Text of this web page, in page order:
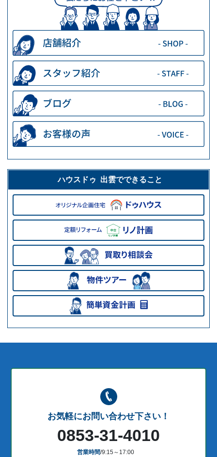
ハウスドゥ 出雲でできること
お気軽にお問い合わせ下さい！
0853-31-4010
営業時間/9:15～17:00